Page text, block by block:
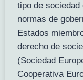
tipo de
normas de
Estados
derecho de
(Sociedad
Cooperativa